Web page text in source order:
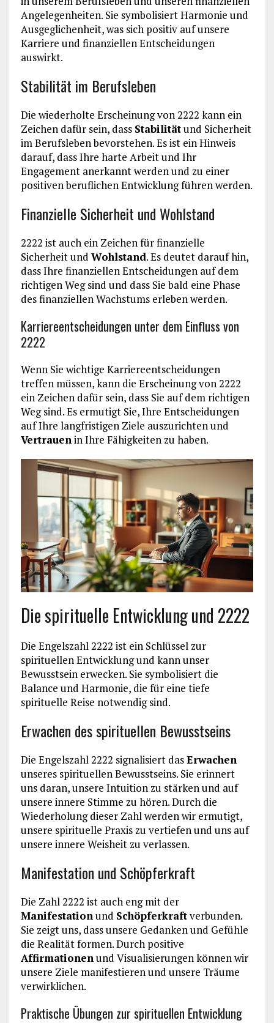
Angelegenheiten. Sie symbolisiert Harmonie und
Ausgeglichenheit, was sich positiv auf unsere
Karriere und finanziellen Entscheidungen
auswirkt.
Stabilität im Berufsleben
Die wiederholte Erscheinung von 2222 kann ein
Zeichen dafür sein, dass Stabilitätund Sicherheit
im Berufsleben bevorstehen. Es ist ein Hinweis
darauf, dass Ihre harte Arbeit und Ihr
Engagement anerkannt werden und zu einer
positiven beruflichen Entwicklung führen werden.
Finanzielle Sicherheit und Wohlstand
2222 ist auch ein Zeichen für finanzielle
Sicherheit und Wohlstand. Es deutet darauf hin,
dass Ihre finanziellen Entscheidungen auf dem
richtigen Weg sind und dass Sie bald eine Phase
des finanziellen Wachstums erleben werden.
Karriereentscheidungen unter dem Einfluss von
2222
Wenn Sie wichtige Karriereentscheidungen
treffen müssen, kann die Erscheinung von 2222
ein Zeichen dafür sein, dass Sie auf dem richtigen
Weg sind. Es ermutigt Sie, Ihre Entscheidungen
auf Ihre langfristigen Ziele auszurichten und
Vertrauenin Ihre Fähigkeiten zu haben.
Die spirituelle Entwicklung und 2222
Die Engelszahl 2222 ist ein Schlüssel zur
spirituellen Entwicklung und kann unser
Bewusstsein erwecken. Sie symbolisiert die
Balance und Harmonie, die für eine tiefe
spirituelle Reise notwendig sind.
Erwachen des spirituellen Bewusstseins
Die Engelszahl 2222 signalisiert dasErwachen
unseres spirituellen Bewusstseins. Sie erinnert
uns daran, unsere Intuition zu stärken und auf
unsere innere Stimme zu hören. Durch die
Wiederholung dieser Zahl werden wir ermutigt,
unsere spirituelle Praxis zu vertiefen und uns auf
unsere innere Weisheit zu verlassen.
Manifestation und Schöpferkraft
Die Zahl 2222 ist auch eng mit der
Manifestationund Schöpferkraftverbunden.
Sie zeigt uns, dass unsere Gedanken und Gefühle
die Realität formen. Durch positive
Affirmationenund Visualisierungen können wir
unsere Ziele manifestieren und unsere Träume
verwirklichen.
Praktische Übungen zur spirituellen Entwicklung